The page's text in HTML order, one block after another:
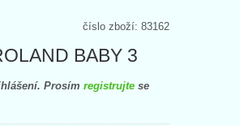
číslo zboží: 83162
BABY 3
Prosím registrujte se